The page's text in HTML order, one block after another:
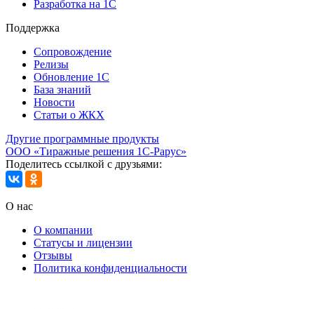
Разработка на 1С
Поддержка
Сопровождение
Релизы
Обновление 1С
База знаний
Новости
Статьи о ЖКХ
Другие программные продукты
ООО «Тиражные решения 1С-Рарус»
Поделитесь ссылкой с друзьями:
О нас
О компании
Статусы и лицензии
Отзывы
Политика конфиденциальности